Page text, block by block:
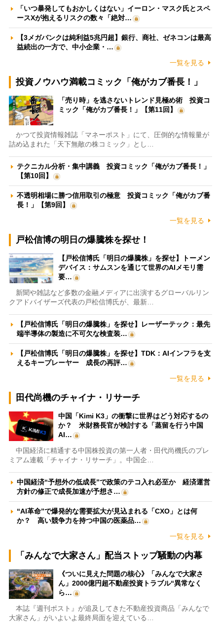
「いつ暴発してもおかしくはない」イーロン・マスク氏とスペ
ースXが抱えるリスクの数々「絶対…
【3メガバンクは純利益5兆円超】銀行、商社、ゼネコンは最高
益続出の一方で、中小企業・…
一覧を見る
投資ノウハウ満載コミック「俺がカブ番長！」
「売り時」を逃さないトレンド見極め術 投資コ
ミック「俺がカブ番長！」【第11回】
かつて投資情報雑誌「マネーポスト」にて、圧倒的な情報量が
詰め込まれた「天下無敵の株コミック」とし…
テクニカル分析・集中講義 投資コミック「俺がカブ番長！」
【第10回】
不透明相場に勝つ信用取引の極意 投資コミック「俺がカブ番
長！」【第9回】
一覧を見る
戸松信博の明日の爆騰株を探せ！
【戸松信博氏「明日の爆騰株」を探せ】トーメン
デバイス：サムスンを通じて世界のAIメモリ需
要…
新聞や雑誌など多数の金融メディアに出演するグローバルリン
クアドバイザーズ代表の戸松信博氏が、最新…
【戸松信博氏「明日の爆騰株」を探せ】レーザーテック：最先
端半導体の製造に不可欠な検査装…
【戸松信博氏「明日の爆騰株」を探せ】TDK：AIインフラを支
えるキープレーヤー 成長の再評…
一覧を見る
田代尚機のチャイナ・リサーチ
中国「Kimi K3」の衝撃に世界はどう対応するの
か？ 米財務長官が検討する「蒸留を行う中国
AI…
中国経済に精通する中国株投資の第一人者・田代尚機氏のプレ
ミアム連載「チャイナ・リサーチ」。中国企…
中国経済“予想外の低成長”で政策のテコ入れ必至か 経済運営
方針の修正で成長加速が予想さ…
“AI革命”で爆発的な需要拡大が見込まれる「CXO」とは何
か？ 高い競争力を持つ中国の医薬品…
一覧を見る
「みんなで大家さん」配当ストップ騒動の内幕
《ついに見えた問題の核心》「みんなで大家さ
ん」2000億円超不動産投資トラブル“異常なく
ら…
本誌『週刊ポスト』が追及してきた不動産投資商品「みんなで
大家さん」がいよいよ最終局面を迎えている…